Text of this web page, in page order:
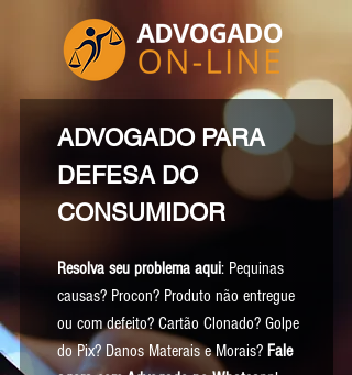
ADVOGADO PARA
DEFESA DO
CONSUMIDOR
Resolva seu problema aqui: Pequinas
causas? Procon? Produto não entregue
ou com defeito? Cartão Clonado? Golpe
do Pix? Danos Materais e Morais? Fale